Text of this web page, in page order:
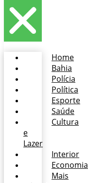
Home
Bahia
Polícia
Política
Esporte
Saúde
Cultura
e
Lazer
Interior
Economia
Mais